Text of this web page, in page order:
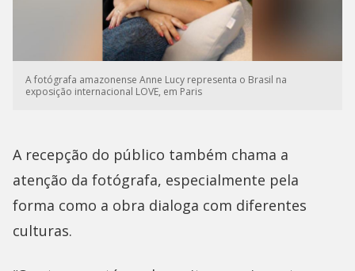
A fotógrafa amazonense Anne Lucy representa o Brasil na
exposição internacional LOVE, em Paris
A recepção do público também chama a
atenção da fotógrafa, especialmente pela
forma como a obra dialoga com diferentes
culturas.